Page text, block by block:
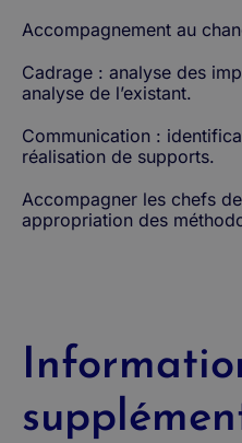
Accompagnement au
Cadrage : analyse des
analyse de l’existant.
Communication :
réalisation de supports.
Accompagner les chefs
appropriation des